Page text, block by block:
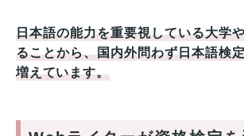
日本語の能力を重要視している大学
ることから、国内外問わず日本語検
増えています。